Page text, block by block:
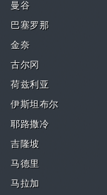
曼谷
巴塞罗那
金奈
古尔冈
荷兹利亚
伊斯坦布尔
耶路撒冷
吉隆坡
马德里
马拉加